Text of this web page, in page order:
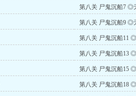
第八关 尸鬼沉船7 ◎
第八关 尸鬼沉船9 ◎
第八关 尸鬼沉船11
第八关 尸鬼沉船13
第八关 尸鬼沉船15
第八关 尸鬼沉船18